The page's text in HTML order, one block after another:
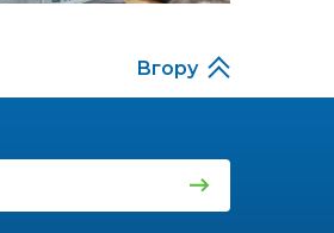
Вгору